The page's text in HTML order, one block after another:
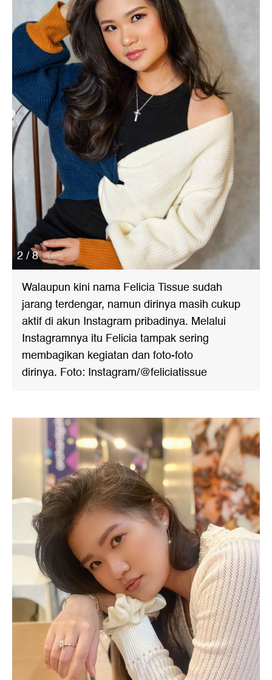
2 / 8
Walaupun kini nama Felicia Tissue sudah
jarang terdengar, namun dirinya masih cukup
aktif di akun Instagram pribadinya. Melalui
Instagramnya itu Felicia tampak sering
membagikan kegiatan dan foto-foto
dirinya. Foto: Instagram/@feliciatissue